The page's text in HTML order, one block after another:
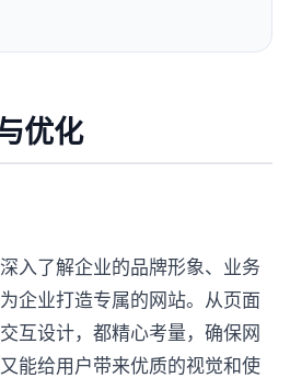
优化
入了解企业的品牌形象、业务
企业打造专属的网站。从页面
互设计，都精心考量，确保网
能给用户带来优质的视觉和使